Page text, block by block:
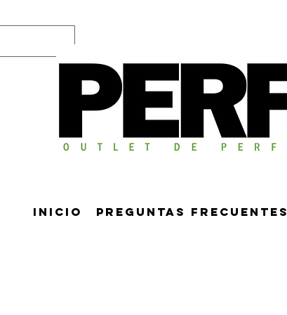
Inicio Preguntas frecuentes